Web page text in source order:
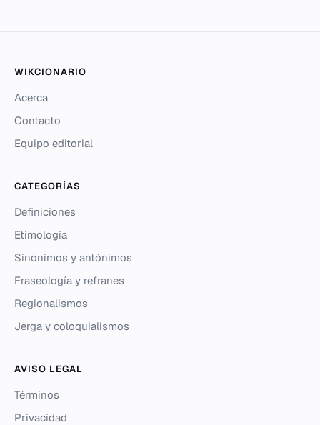
WIKCIONARIO
Acerca
Contacto
Equipo editorial
CATEGORÍAS
Definiciones
Etimología
Sinónimos y antónimos
Fraseología y refranes
Regionalismos
Jerga y coloquialismos
AVISO LEGAL
Términos
Privacidad